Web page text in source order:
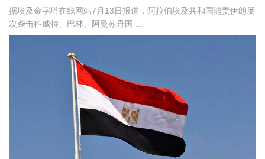
据埃及金字塔在线网站7月13日报道，阿拉伯埃及共和国谴责伊朗屡
次袭击科威特、巴林、阿曼苏丹国 ...